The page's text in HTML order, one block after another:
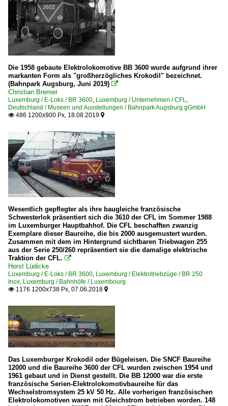
CFL
Die 1958 gebaute Elektrolokomotive BB 3600 wurde aufgrund ihrer
markanten Form als "großherzögliches Krokodil" bezeichnet.
(Bahnpark Augsburg, Juni 2019) 
Christian Bremer
Luxemburg / E-Loks / BR 3600, Luxemburg / Unternehmen / CFL,
Deutschland / Museen und Ausstellungen / Bahnpark Augsburg gGmbH
 486 1200x900 Px, 18.08.2019 
Wesentlich gepflegter als ihre baugleiche französische
Schwesterlok präsentiert sich die 3610 der CFL im Sommer 1988
im Luxemburger Hauptbahhof. Die CFL beschafften zwanzig
Exemplare dieser Baureihe, die bis 2000 ausgemustert wurden.
Zusammen mit dem im Hintergrund sichtbaren Triebwagen 255
aus der Serie 250/260 repräsentiert sie die damalige elektrische
Traktion der CFL. 
Horst Lüdicke
Luxemburg / E-Loks / BR 3600, Luxemburg / Elektrotriebzüge / BR 250
Inox, Luxemburg / Bahnhöfe / Luxembourg
 1176 1200x738 Px, 07.06.2018 
Das Luxemburger Krokodil oder Bügeleisen. Die SNCF Baureihe
12000 und die Baureihe 3600 der CFL wurden zwischen 1954 und
1961 gebaut und in Dienst gestellt. Die BB 12000 war die erste
französische Serien-Elektrolokomotivbaureihe für das
Wechselstromsystem 25 kV 50 Hz. Alle vorherigen französischen
Elektrolokomotiven waren mit Gleichstrom betrieben worden. 148